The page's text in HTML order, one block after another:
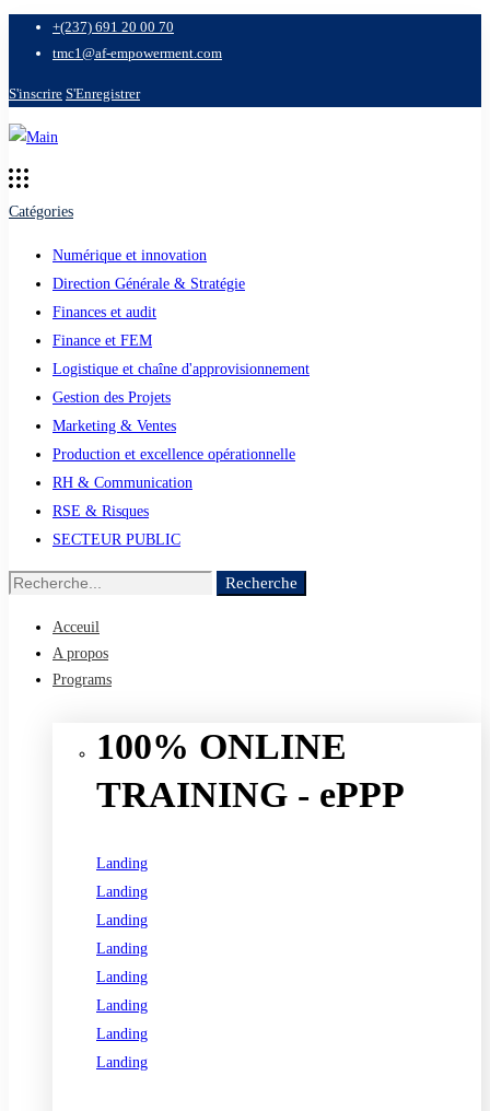
+(237) 691 20 00 70
tmc1@af-empowerment.com
S'inscrire S'Enregistrer
Catégories
Numérique et innovation
Direction Générale & Stratégie
Finances et audit
Finance et FEM
Logistique et chaîne d'approvisionnement
Gestion des Projets
Marketing & Ventes
Production et excellence opérationnelle
RH & Communication
RSE & Risques
SECTEUR PUBLIC
Recherche
Recherche
Acceuil
A propos
Programs
100% ONLINE
TRAINING - ePPP
Landing
Landing
Landing
Landing
Landing
Landing
Landing
Landing